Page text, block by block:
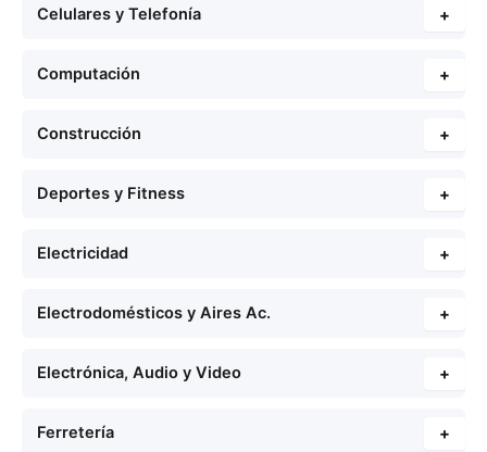
Celulares y Telefonía +
Computación +
Construcción +
Deportes y Fitness +
Electricidad +
Electrodomésticos y Aires Ac. +
Electrónica, Audio y Video +
Ferretería +